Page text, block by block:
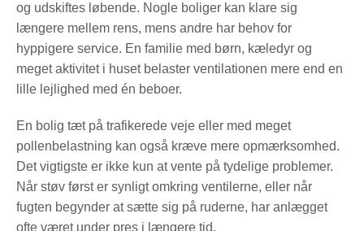
og udskiftes løbende. Nogle boliger kan klare sig
længere mellem rens, mens andre har behov for
hyppigere service. En familie med børn, kæledyr og
meget aktivitet i huset belaster ventilationen mere end en
lille lejlighed med én beboer.
En bolig tæt på trafikerede veje eller med meget
pollenbelastning kan også kræve mere opmærksomhed.
Det vigtigste er ikke kun at vente på tydelige problemer.
Når støv først er synligt omkring ventilerne, eller når
fugten begynder at sætte sig på ruderne, har anlægget
ofte været under pres i længere tid.